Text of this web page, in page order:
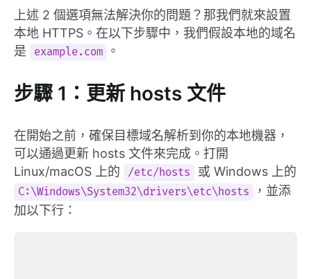
上述 2 個選項無法解決你的問題？那我們就來設置
本地 HTTPS。在以下步驟中，我們假設本地的域名
是
example.com 。
步驟 1：更新 hosts 文件
在開始之前，確保目標域名解析到你的本地機器，
可以通過更新 hosts 文件來完成。打開
Linux/macOS 上的
/etc/hosts 或 Windows 上的
C:\Windows\System32\drivers\etc\hosts
，並添
加以下行：